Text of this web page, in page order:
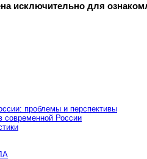
исключительно для
проблемы и перспективы
современной России